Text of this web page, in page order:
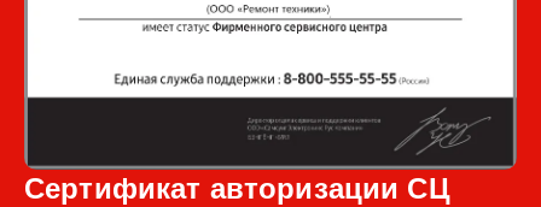
Сертификат авторизации СЦ